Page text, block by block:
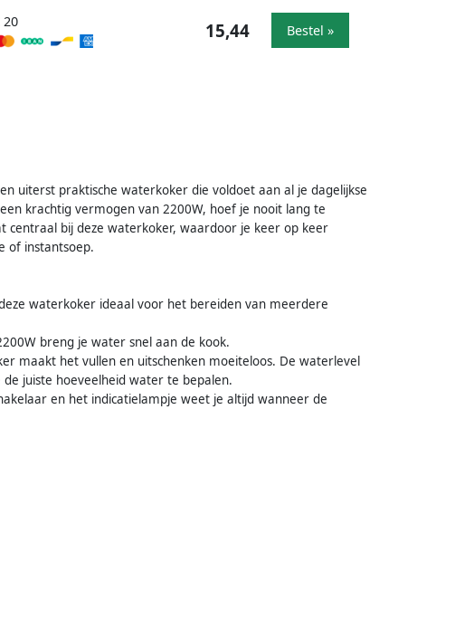
15,44 Bestel »
uiterst praktische waterkoker die voldoet aan al je dagelijkse
krachtig vermogen van 2200W, hoef je nooit lang te
centraal bij deze waterkoker, waardoor je keer op keer
of instantsoep.
waterkoker ideaal voor het bereiden van meerdere
breng je water snel aan de kook.
maakt het vullen en uitschenken moeiteloos. De waterlevel
juiste hoeveelheid water te bepalen.
en het indicatielampje weet je altijd wanneer de